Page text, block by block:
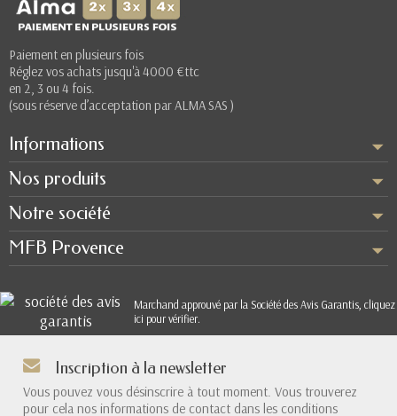
Paiement en plusieurs fois
Réglez vos achats jusqu'à 4000 €ttc
en 2, 3 ou 4 fois.
(sous réserve d’acceptation par ALMA SAS )
Informations
Nos produits
Notre société
MFB Provence
Marchand approuvé par la Société des Avis Garantis, cliquez
ici pour vérifier.
Inscription à la newsletter
Vous pouvez vous désinscrire à tout moment. Vous trouverez
pour cela nos informations de contact dans les conditions